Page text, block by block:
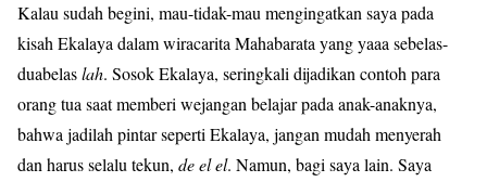
Kalau sudah begini, mau-tidak-mau mengingatkan saya pada
kisah Ekalaya dalam wiracarita Mahabarata yang yaaa sebelas-
duabelaslah. Sosok Ekalaya, seringkali dijadikan contoh para
orang tua saat memberi wejangan belajar pada anak-anaknya,
bahwa jadilah pintar seperti Ekalaya, jangan mudah menyerah
dan harus selalu tekun, de el el. Namun, bagi saya lain. Saya